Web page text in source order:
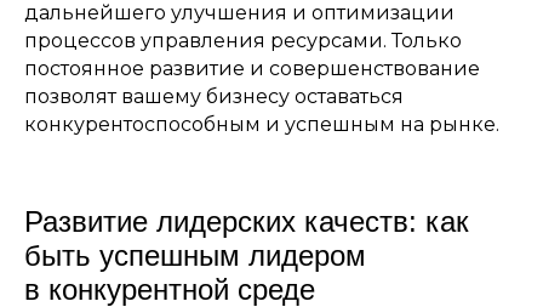
дальнейшего улучшения и оптимизации
процессов управления ресурсами. Только
постоянное развитие и совершенствование
позволят вашему бизнесу оставаться
конкурентоспособным и успешным на рынке.
Развитие лидерских качеств: как
быть успешным лидером
в конкурентной среде